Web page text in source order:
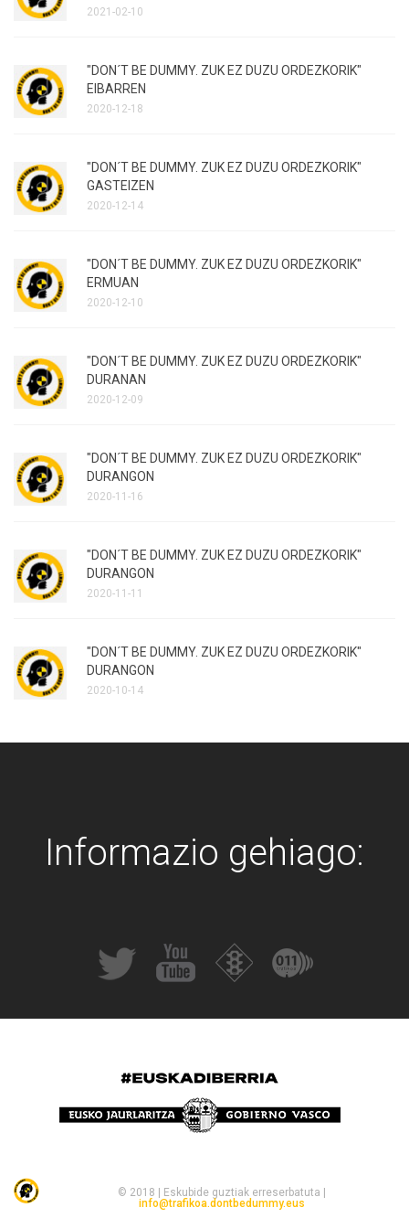
2021-02-10
"DON´T BE DUMMY. ZUK EZ DUZU ORDEZKORIK"
EIBARREN
2020-12-18
"DON´T BE DUMMY. ZUK EZ DUZU ORDEZKORIK"
GASTEIZEN
2020-12-14
"DON´T BE DUMMY. ZUK EZ DUZU ORDEZKORIK"
ERMUAN
2020-12-10
"DON´T BE DUMMY. ZUK EZ DUZU ORDEZKORIK"
DURANAN
2020-12-09
"DON´T BE DUMMY. ZUK EZ DUZU ORDEZKORIK"
DURANGON
2020-11-16
"DON´T BE DUMMY. ZUK EZ DUZU ORDEZKORIK"
DURANGON
2020-11-11
"DON´T BE DUMMY. ZUK EZ DUZU ORDEZKORIK"
DURANGON
2020-10-14
Informazio gehiago:
© 2018 | Eskubide guztiak erreserbatuta |
info@trafikoa.dontbedummy.eus